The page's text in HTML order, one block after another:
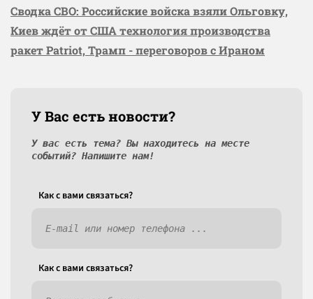
Сводка СВО: Российские войска взяли Ольговку,
Киев ждёт от США технология производства
ракет Patriot, Трамп - переговоров с Ираном
У Вас есть новости?
У вас есть тема? Вы находитесь на месте
событий? Напишите нам!
Как c вами связаться?
Как c вами связаться?